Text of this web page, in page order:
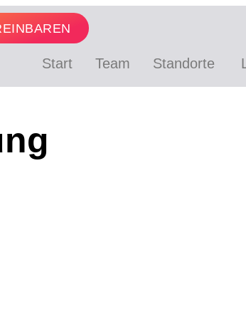
Start Team Standorte